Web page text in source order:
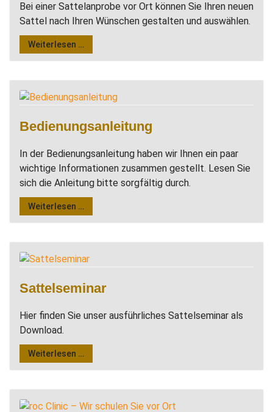
Bei einer Sattelanprobe vor Ort können Sie Ihren neuen
Sattel nach Ihren Wünschen gestalten und auswählen.
Weiterlesen …
Bedienungsanleitung
In der Bedienungsanleitung haben wir Ihnen ein paar
wichtige Informationen zusammen gestellt. Lesen Sie
sich die Anleitung bitte sorgfältig durch.
Weiterlesen …
Sattelseminar
Hier finden Sie unser ausführliches Sattelseminar als
Download.
Weiterlesen …